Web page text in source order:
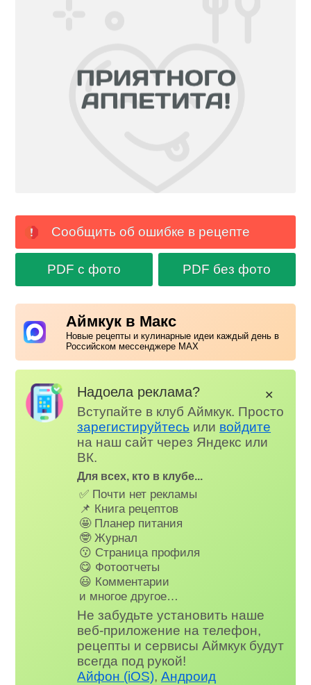
Сообщить об ошибке в рецепте
PDF с фото PDF без фото
Аймкук в Макс
Новые рецепты и кулинарные идеи каждый день в
Российском мессенджере MAX
Надоела реклама?
Вступайте в клуб Аймкук. Просто
зарегистируйтесь или войдите
на наш сайт через Яндекс или
ВК.
Для всех, кто в клубе...
✅ Почти нет рекламы
📌 Книга рецептов
🤩 Планер питания
🤓 Журнал
😗 Страница профиля
😋 Фотоотчеты
😃 Комментарии
и многое другое…
Не забудьте установить наше
веб-приложение на телефон,
рецепты и сервисы Аймкук будут
всегда под рукой!
Айфон (iOS),Андроид
✕